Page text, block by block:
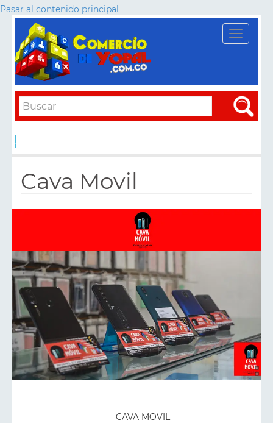
Pasar al contenido principal
Toggle
Apply
Cava Movil
CAVA MOVIL